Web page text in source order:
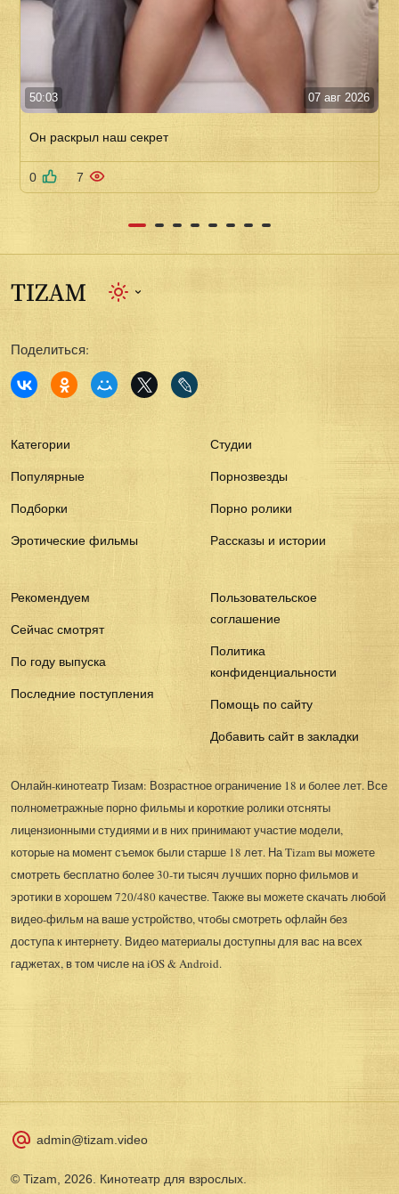
50:03 07 авг 2026
Он раскрыл наш секрет
0 7
Поделиться:
Категории
Популярные
Подборки
Эротические фильмы
Студии
Порнозвезды
Порно ролики
Рассказы и истории
Рекомендуем
Сейчас смотрят
По году выпуска
Последние поступления
Пользовательское
соглашение
Политика
конфиденциальности
Помощь по сайту
Добавить сайт в закладки
Онлайн-кинотеатр Тизам: Возрастное ограничение 18 и более лет. Все
полнометражные порно фильмы и короткие ролики отсняты
лицензионными студиями и в них принимают участие модели,
которые на момент съемок были старше 18 лет. На Tizam вы можете
смотреть бесплатно более 30-ти тысяч лучших порно фильмов и
эротики в хорошем 720/480 качестве. Также вы можете скачать любой
видео-фильм на ваше устройство, чтобы смотреть офлайн без
доступа к интернету. Видео материалы доступны для вас на всех
гаджетах, в том числе на iOS & Android.
admin@tizam.video
© Tizam, 2026. Кинотеатр для взрослых.